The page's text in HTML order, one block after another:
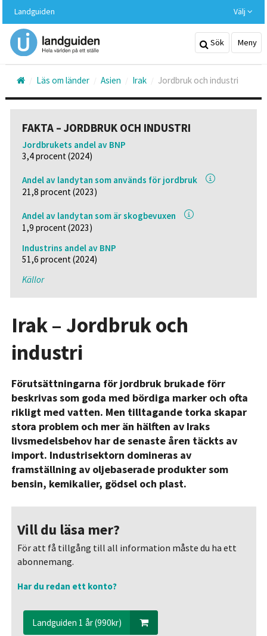
huvudinnehållet
Landguiden Välj
Sök Meny
Läs om länder Asien Irak Jordbruk och industri
FAKTA – JORDBRUK OCH INDUSTRI
Jordbrukets andel av BNP
3,4 procent (2024)
Andel av landytan som används för jordbruk
21,8 procent (2023)
Andel av landytan som är skogbevuxen
1,9 procent (2023)
Industrins andel av BNP
51,6 procent (2024)
Källor
Irak – Jordbruk och
industri
Förutsättningarna för jordbruk brukade förr
beskrivas som goda med bördiga marker och ofta
rikligt med vatten. Men tilltagande torka skapar
stora problem och mer än hälften av Iraks
livsmedelsbehov har de senaste åren täckts av
import. Industrisektorn domineras av
framställning av oljebaserade produkter som
bensin, kemikalier, gödsel och plast.
Vill du läsa mer?
För att få tillgång till all information måste du ha ett
abonnemang.
Har du redan ett konto?
Landguiden 1 år (990kr)